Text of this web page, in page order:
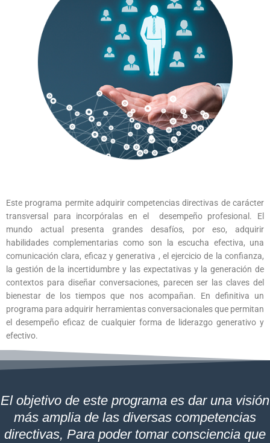
Este programa permite adquirir competencias directivas de carácter
transversal para incorpóralas en el desempeño profesional. El
mundo actual presenta grandes desafíos, por eso, adquirir
habilidades complementarias como son la escucha efectiva, una
comunicación clara, eficaz y generativa , el ejercicio de la confianza,
la gestión de la incertidumbre y las expectativas y la generación de
contextos para diseñar conversaciones, parecen ser las claves del
bienestar de los tiempos que nos acompañan. En definitiva un
programa para adquirir herramientas conversacionales que permitan
el desempeño eficaz de cualquier forma de liderazgo generativo y
efectivo.
El objetivo de este programa es dar una visión
más amplia de las diversas competencias
directivas, Para poder tomar consciencia que